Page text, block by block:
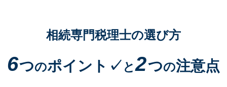
相続専門税理士の選び方
6つのポイント✓ と2つの注意点